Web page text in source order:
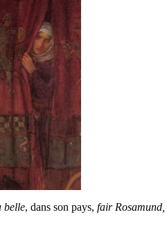
belle, dans son pays, fair Rosamund,